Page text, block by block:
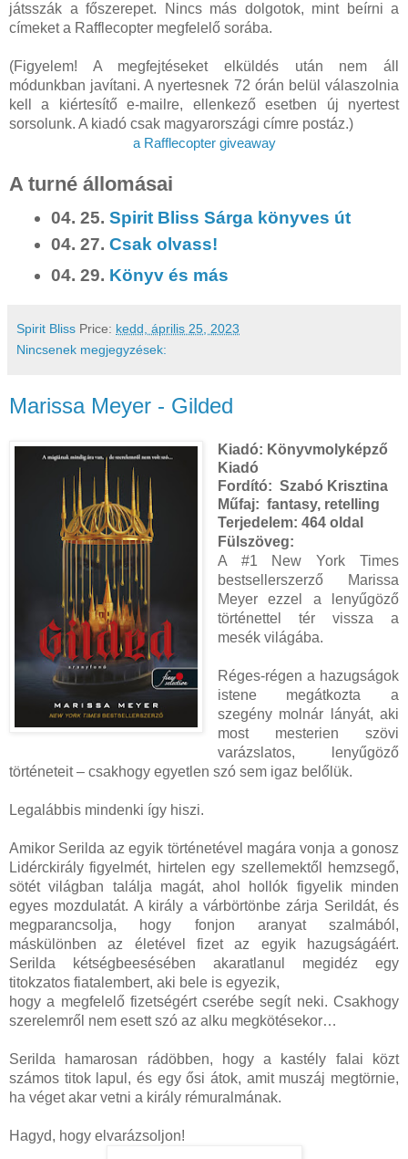
játsszák a főszerepet. Nincs más dolgotok, mint beírni a
címeket a Rafflecopter megfelelő sorába.
(Figyelem! A megfejtéseket elküldés után nem áll
módunkban javítani. A nyertesnek 72 órán belül válaszolnia
kell a kiértesítő e-mailre, ellenkező esetben új nyertest
sorsolunk. A kiadó csak magyarországi címre postáz.)
a Rafflecopter giveaway
A turné állomásai
04. 25.Spirit Bliss Sárga könyves út
04. 27.Csak olvass!
04. 29. Könyv és más
Spirit Bliss Price: kedd, április 25, 2023
Nincsenek megjegyzések:
Marissa Meyer - Gilded
Kiadó: Könyvmolyképző
Kiadó
Fordító: Szabó Krisztina
Műfaj: fantasy, retelling
Terjedelem: 464 oldal
Fülszöveg:
A ​#1 New York Times
bestsellerszerző Marissa
Meyer ezzel a lenyűgöző
történettel tér vissza a
mesék világába.
Réges-régen a hazugságok
istene megátkozta a
szegény molnár lányát, aki
most mesterien szövi
varázslatos, lenyűgöző
történeteit – csakhogy egyetlen szó sem igaz belőlük.
Legalábbis mindenki így hiszi.
Amikor Serilda az egyik történetével magára vonja a gonosz
Lidérckirály figyelmét, hirtelen egy szellemektől hemzsegő,
sötét világban találja magát, ahol hollók figyelik minden
egyes mozdulatát. A király a várbörtönbe zárja Serildát, és
megparancsolja, hogy fonjon aranyat szalmából,
máskülönben az életével fizet az egyik hazugságáért.
Serilda kétségbeesésében akaratlanul megidéz egy
titokzatos fiatalembert, aki bele is egyezik,
hogy a megfelelő fizetségért cserébe segít neki. Csakhogy
szerelemről nem esett szó az alku megkötésekor…
Serilda hamarosan rádöbben, hogy a kastély falai közt
számos titok lapul, és egy ősi átok, amit muszáj megtörnie,
ha véget akar vetni a király rémuralmának.
Hagyd, hogy elvarázsoljon!